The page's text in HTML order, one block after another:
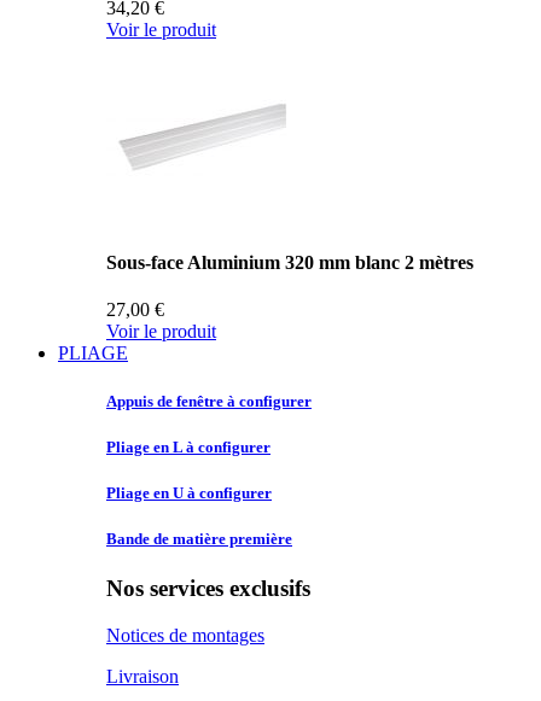
34,20 €
Voir le produit
Sous-face Aluminium 320 mm blanc 2 mètres
27,00 €
Voir le produit
PLIAGE
Appuis de fenêtre à configurer
Pliage en L à configurer
Pliage en U à configurer
Bande de matière première
Nos services exclusifs
Notices de montages
Livraison